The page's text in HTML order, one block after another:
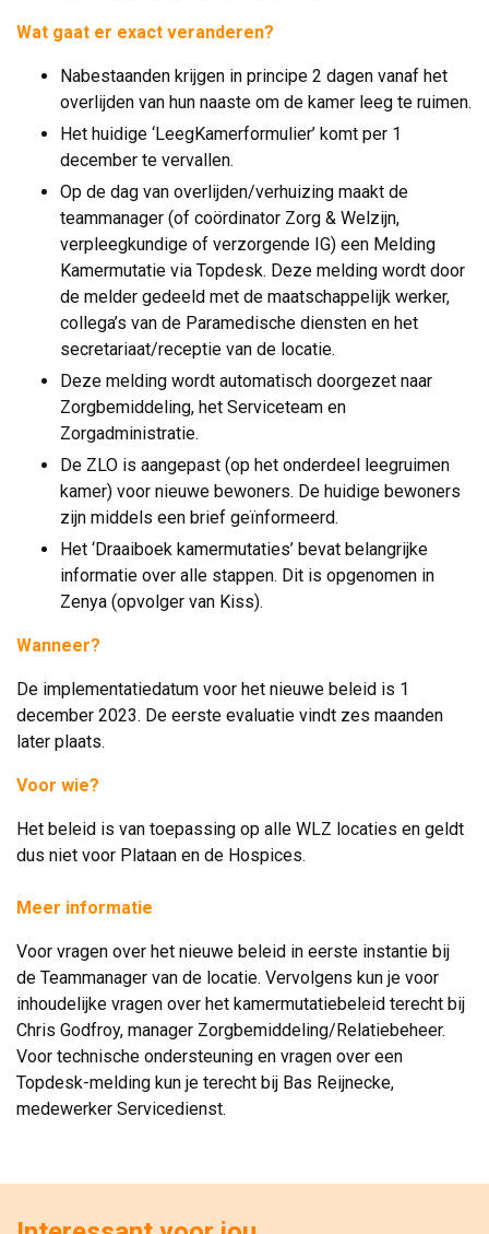
Wat gaat er exact veranderen?
Nabestaanden krijgen in principe 2 dagen vanaf het
overlijden van hun naaste om de kamer leeg te ruimen.
Het huidige ‘LeegKamerformulier’ komt per 1
december te vervallen.
Op de dag van overlijden/verhuizing maakt de
teammanager (of coördinator Zorg & Welzijn,
verpleegkundige of verzorgende IG) een Melding
Kamermutatie via Topdesk. Deze melding wordt door
de melder gedeeld met de maatschappelijk werker,
collega’s van de Paramedische diensten en het
secretariaat/receptie van de locatie.
Deze melding wordt automatisch doorgezet naar
Zorgbemiddeling, het Serviceteam en
Zorgadministratie.
De ZLO is aangepast (op het onderdeel leegruimen
kamer) voor nieuwe bewoners. De huidige bewoners
zijn middels een brief geïnformeerd.
Het ‘Draaiboek kamermutaties’ bevat belangrijke
informatie over alle stappen. Dit is opgenomen in
Zenya (opvolger van Kiss).
Wanneer?
De implementatiedatum voor het nieuwe beleid is 1
december 2023. De eerste evaluatie vindt zes maanden
later plaats.
Voor wie?
Het beleid is van toepassing op alle WLZ locaties en geldt
dus niet voor Plataan en de Hospices.
Meer informatie
Voor vragen over het nieuwe beleid in eerste instantie bij
de Teammanager van de locatie. Vervolgens kun je voor
inhoudelijke vragen over het kamermutatiebeleid terecht bij
Chris Godfroy, manager Zorgbemiddeling/Relatiebeheer.
Voor technische ondersteuning en vragen over een
Topdesk-melding kun je terecht bij Bas Reijnecke,
medewerker Servicedienst.